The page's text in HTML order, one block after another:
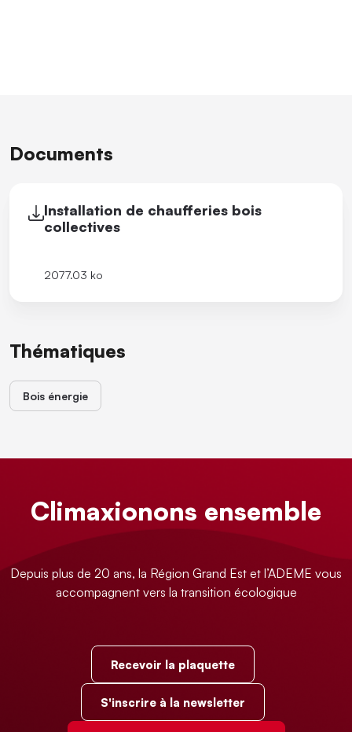
Documents
Installation de chaufferies bois
collectives
2077.03 ko
Thématiques
Bois énergie
Climaxionons ensemble
Depuis plus de 20 ans, la Région Grand Est et l’ADEME vous
accompagnent vers la transition écologique
Recevoir la plaquette
S'inscrire à la newsletter